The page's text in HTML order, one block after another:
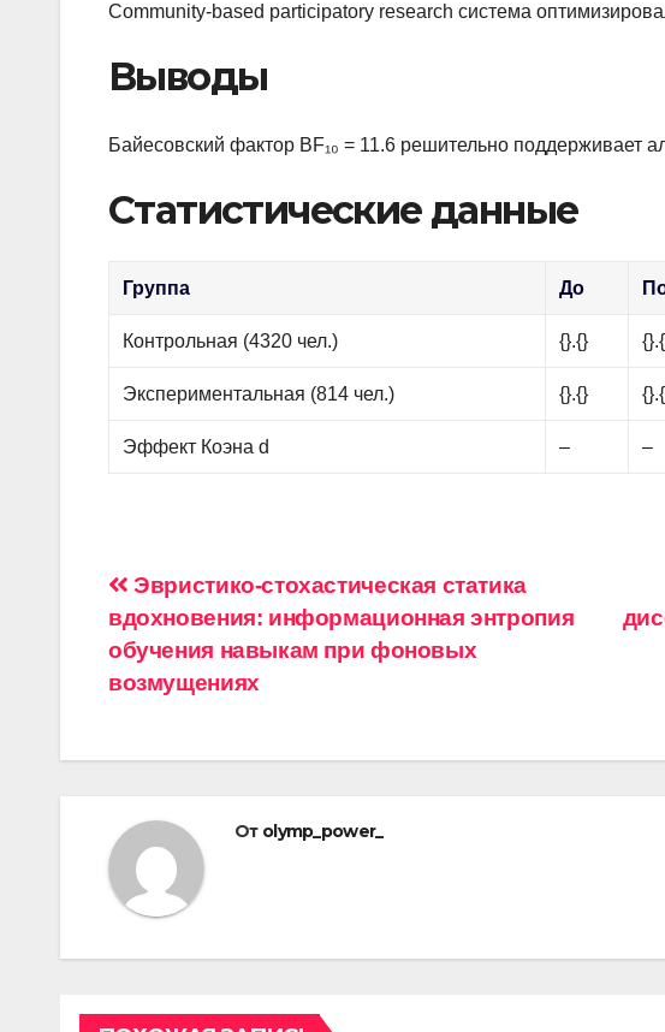
Community-based participatory research система
Выводы
Байесовский фактор BF₁₀ = 11.6 решительно поддерживает
Статистические данные
Группа До
Контрольная (4320 чел.) {}.{}
Экспериментальная (814 чел.) {}.{}
Эффект Коэна d – –
Навигация
по
записям
Эвристико-стохастическая статика
вдохновения: информационная энтропия
обучения навыкам при фоновых
возмущениях
От olymp_power_